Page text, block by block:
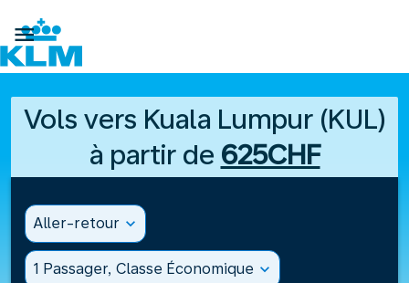

Vols vers Kuala Lumpur (KUL)
à partir de 625CHF
Aller-retour expand_more
1 Passager, Classe Économique expand_more